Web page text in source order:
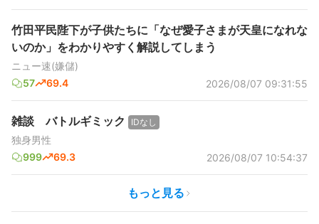
竹田平民陛下が子供たちに「なぜ愛子さまが天皇になれな
いのか」をわかりやすく解説してしまう
ニュー速(嫌儲)
57
69.4 2026/08/07 09:31:55
雑談 バトルギミック IDなし
独身男性
999
69.3 2026/08/07 10:54:37
もっと見る